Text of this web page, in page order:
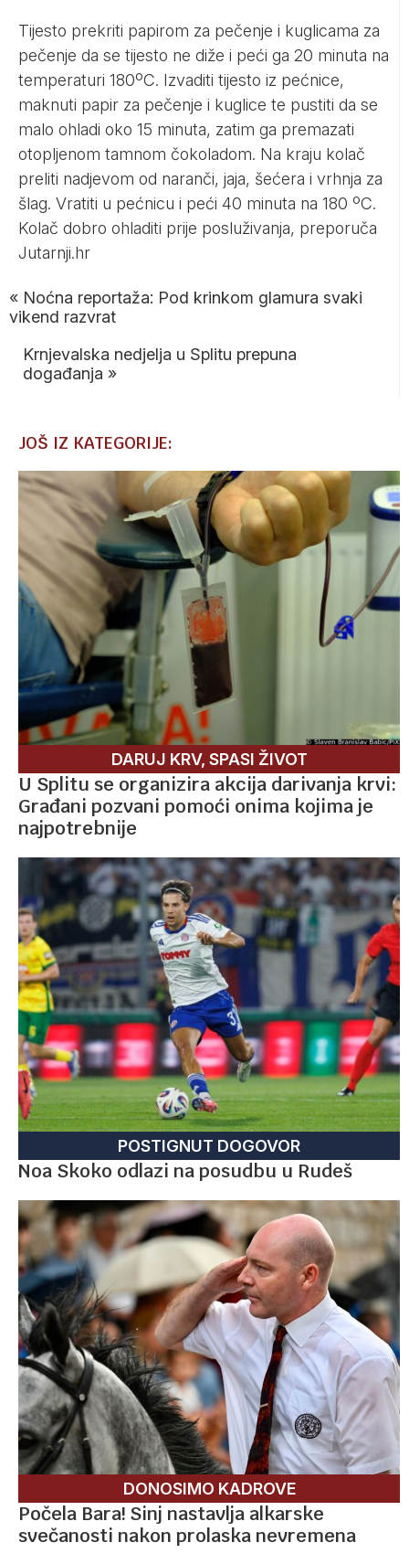
Tijesto prekriti papirom za pečenje i kuglicama za
pečenje da se tijesto ne diže i peći ga 20 minuta na
temperaturi 180ºC. Izvaditi tijesto iz pećnice,
maknuti papir za pečenje i kuglice te pustiti da se
malo ohladi oko 15 minuta, zatim ga premazati
otopljenom tamnom čokoladom. Na kraju kolač
preliti nadjevom od naranči, jaja, šećera i vrhnja za
šlag. Vratiti u pećnicu i peći 40 minuta na 180 ºC.
Kolač dobro ohladiti prije posluživanja, preporuča
Jutarnji.hr
« Noćna reportaža: Pod krinkom glamura svaki
vikend razvrat
Krnjevalska nedjelja u Splitu prepuna
događanja »
JOŠ IZ KATEGORIJE:
DARUJ KRV, SPASI ŽIVOT
U Splitu se organizira akcija darivanja krvi:
Građani pozvani pomoći onima kojima je
najpotrebnije
POSTIGNUT DOGOVOR
Noa Skoko odlazi na posudbu u Rudeš
DONOSIMO KADROVE
Počela Bara! Sinj nastavlja alkarske
svečanosti nakon prolaska nevremena